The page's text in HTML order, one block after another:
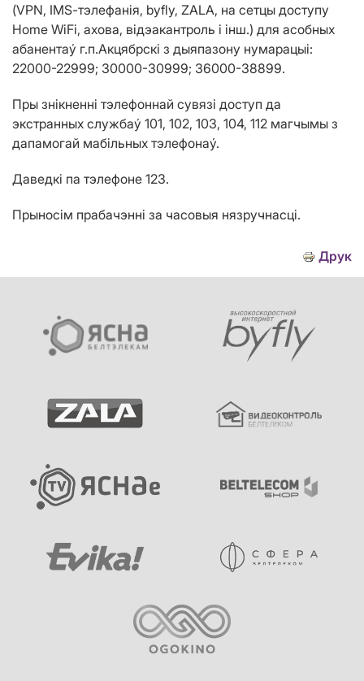
(VPN, IMS-тэлефанiя, byfly, ZALA, на сетцы доступу
Home WiFi, ахова, вiдэакантроль i iнш.) для асобных
абанентаý г.п.Акцябрскi з дыяпазону нумарацыi:
22000-22999; 30000-30999; 36000-38899.
Пры знiкненнi тэлефоннай сувязi доступ да
экстранных службаý 101, 102, 103, 104, 112 магчымы з
дапамогай мабiльных тэлефонаý.
Даведкi па тэлефоне 123.
Прыноciм прабачэннi за часовыя нязручнасцi.
Друк